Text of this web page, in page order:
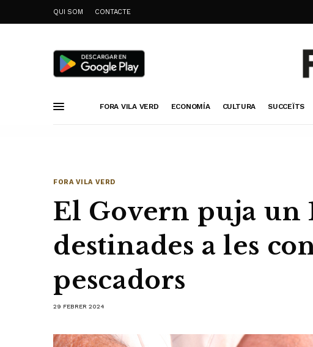
QUI SOM CONTACTE
FORA VILA VERD ECONOMÍA CULTURA SUCCEÏTS
FORA VILA VERD
El Govern puja un
destinades a les
pescadors
29 FEBRER 2024